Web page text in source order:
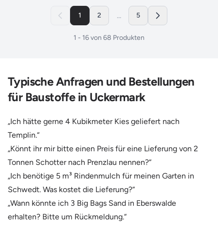
1 2 ... 5
1 - 16von 68 Produkten
Typische Anfragen und Bestellungen
für Baustoffe in Uckermark
„Ich hätte gerne 4 Kubikmeter Kies geliefert nach
Templin.“
„Könnt ihr mir bitte einen Preis für eine Lieferung von 2
Tonnen Schotter nach Prenzlau nennen?“
„Ich benötige 5 m³ Rindenmulch für meinen Garten in
Schwedt. Was kostet die Lieferung?“
„Wann könnte ich 3 Big Bags Sand in Eberswalde
erhalten? Bitte um Rückmeldung.“